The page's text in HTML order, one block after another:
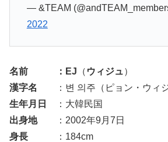
— &TEAM
2022
名前 ：EJ （ ウィジュ）
漢字名
：변 의주（ピョン・ウィジ
生年月日
：大韓民国
出身地：2002年9月7日
身長 ：184cm